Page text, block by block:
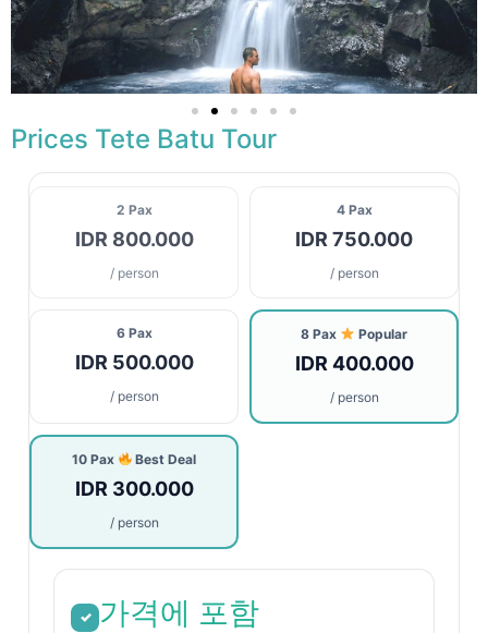
Prices Tete Batu Tour
2 Pax
IDR 800.000
/ person
4 Pax
IDR 750.000
/ person
6 Pax
IDR 500.000
/ person
8 Pax Popular
IDR 400.000
/ person
10 Pax Best Deal
IDR 300.000
/ person
✓ 가격에 포함